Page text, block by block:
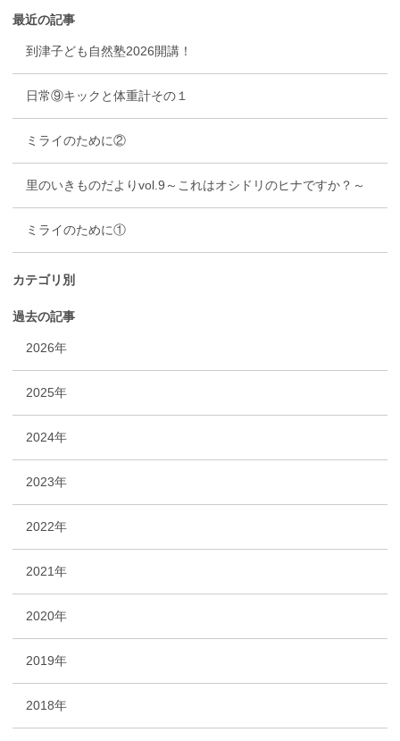
最近の記事
到津子ども自然塾2026開講！
日常⑨キックと体重計その１
ミライのために②
里のいきものだよりvol.9～これはオシドリのヒナですか？～
ミライのために①
カテゴリ別
過去の記事
2026年
2025年
2024年
2023年
2022年
2021年
2020年
2019年
2018年